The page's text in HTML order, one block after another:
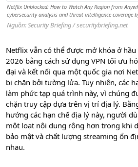
Netflix Unblocked: How to Watch Any Region from
cybersecurity analysis and threat intelligence coverage
Nguồn: Security Briefing / securitybriefing.net
Netflix vẫn có thể được mở khóa ở
2026 bằng cách sử dụng VPN tối ưu
đại và kết nối qua một quốc gia nơi
bị chặn bởi tường lửa. Tuy nhiên, các
làm phức tạp quá trình này, vì chúng
chặn truy cập dựa trên vị trí địa lý.
hướng các hạn chế địa lý này, người
một loạt nội dung rộng hơn trong khi
bảo mật và chất lượng streaming ổn
nhau.